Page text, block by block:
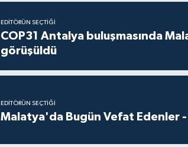
EDITÖRÜN SEÇTIĞI
COP31 Antalya buluşmasında
görüşüldü
EDITÖRÜN SEÇTIĞI
Malatya'da Bugün Vefat Edenler